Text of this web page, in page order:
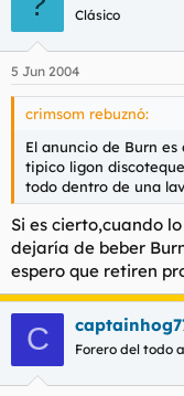
Clásico
5 Jun 2004
crimsom rebuznó:
El anuncio de Burn
tipico ligon
todo dentro de una
Si es cierto,cuando
dejaría de beber
espero que retiren
C Forero del todo